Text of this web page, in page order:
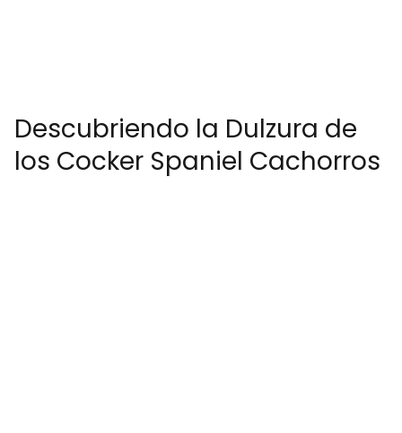
Descubriendo la Dulzura de
los Cocker Spaniel Cachorros